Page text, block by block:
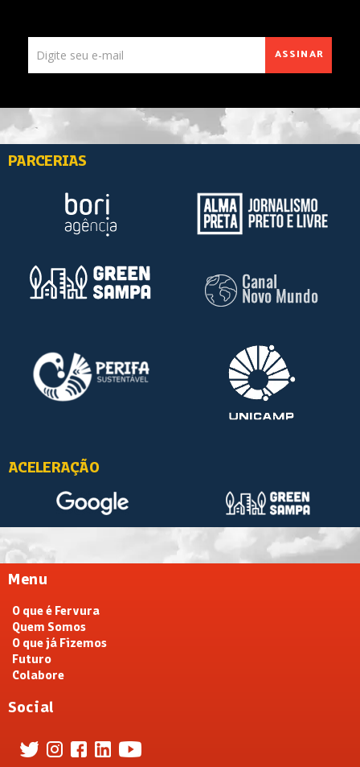
ASSINAR
PARCERIAS
ACELERAÇÃO
Menu
O que é Fervura
Quem Somos
O que já Fizemos
Futuro
Colabore
Social